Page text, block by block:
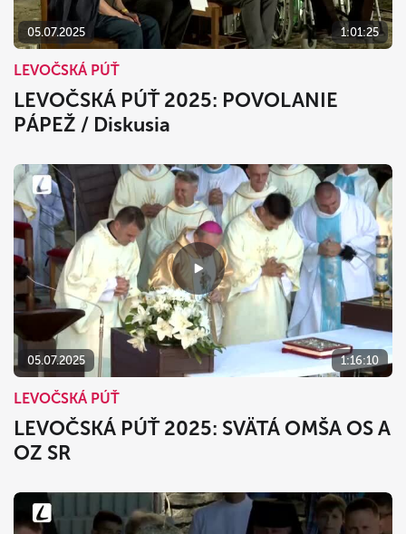
05.07.2025 1:01:25
LEVOČSKÁ PÚŤ
LEVOČSKÁ PÚŤ 2025: POVOLANIE
PÁPEŽ / Diskusia
05.07.2025 1:16:10
LEVOČSKÁ PÚŤ
LEVOČSKÁ PÚŤ 2025: SVÄTÁ OMŠA OS A
OZ SR